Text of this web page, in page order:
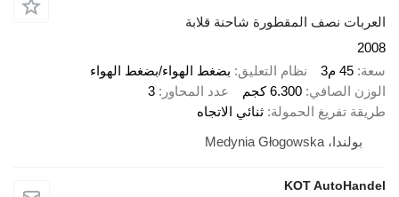
العربات نصف المقطورة شاحنة قلابة
2008
سعة 45 م3 نظام التعليق بضغط الهواء/بضغط الهواء
الوزن الصافي 6.300 كجم عدد المحاور
3
طريقة تفريغ الحمولة ثنائي الاتجاه
بولندا، Medynia Głogowska
KOT AutoHandel